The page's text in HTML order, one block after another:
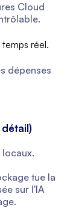
Cloud
réel.
dépenses
tue la
sur l'IA